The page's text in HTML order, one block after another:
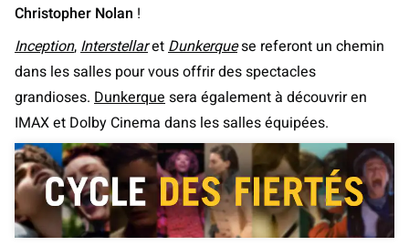
Christopher Nolan !
Inception,InterstellaretDunkerquese referont un chemin
dans les salles pour vous offrir des spectacles
grandioses. Dunkerquesera également à découvrir en
IMAX et Dolby Cinema dans les salles équipées.